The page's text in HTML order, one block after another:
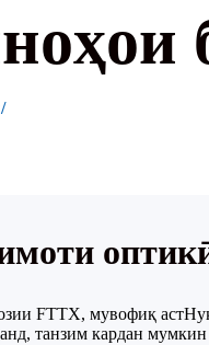
FTTX, мувофиқ аст
танзим кардан мумкин